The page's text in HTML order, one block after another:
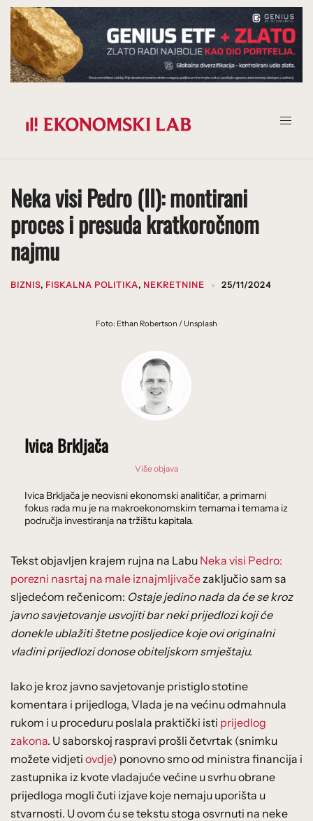
Prijeđi
na
sadržaj
Neka visi Pedro (II): montirani
proces i presuda kratkoročnom
najmu
BIZNIS, FISKALNA POLITIKA, NEKRETNINE 25/11/2024
Foto: Ethan Robertson / Unsplash
Ivica Brkljača
Više objava
Ivica Brkljača je neovisni ekonomski analitičar, a primarni
fokus rada mu je na makroekonomskim temama i temama iz
područja investiranja na tržištu kapitala.
Tekst objavljen krajem rujna na Labu Neka visi Pedro:
porezni nasrtaj na male iznajmljivače zaključio sam sa
sljedećom rečenicom: Ostaje jedino nada da će se kroz
javno savjetovanje usvojiti bar neki prijedlozi koji će
donekle ublažiti štetne posljedice koje ovi originalni
vladini prijedlozi donose obiteljskom smještaju.
Iako je kroz javno savjetovanje pristiglo stotine
komentara i prijedloga, Vlada je na većinu odmahnula
rukom i u proceduru poslala praktički isti prijedlog
zakona. U saborskoj raspravi prošli četvrtak (snimku
možete vidjeti ovdje) ponovno smo od ministra financija i
zastupnika iz kvote vladajuće većine u svrhu obrane
prijedloga mogli čuti izjave koje nemaju uporišta u
stvarnosti. U ovom ću se tekstu stoga osvrnuti na neke